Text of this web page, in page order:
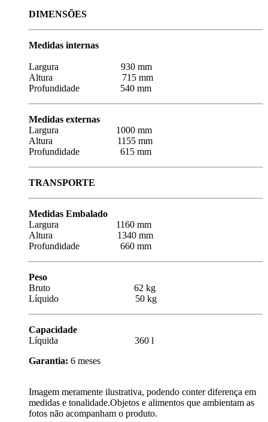
DIMENSÕES
Medidas internas
Largura 930 mm
Altura 715 mm
Profundidade 540 mm
Medidas externas
Largura 1000 mm
Altura 1155 mm
Profundidade 615 mm
TRANSPORTE
Medidas Embalado
Largura 1160 mm
Altura 1340 mm
Profundidade 660 mm
Peso
Bruto 62 kg
Líquido 50 kg
Capacidade
Líquida 360 l
Garantia: 6 meses
Imagem meramente ilustrativa, podendo conter diferença em
medidas e tonalidade.Objetos e alimentos que ambientam as
fotos não acompanham o produto.